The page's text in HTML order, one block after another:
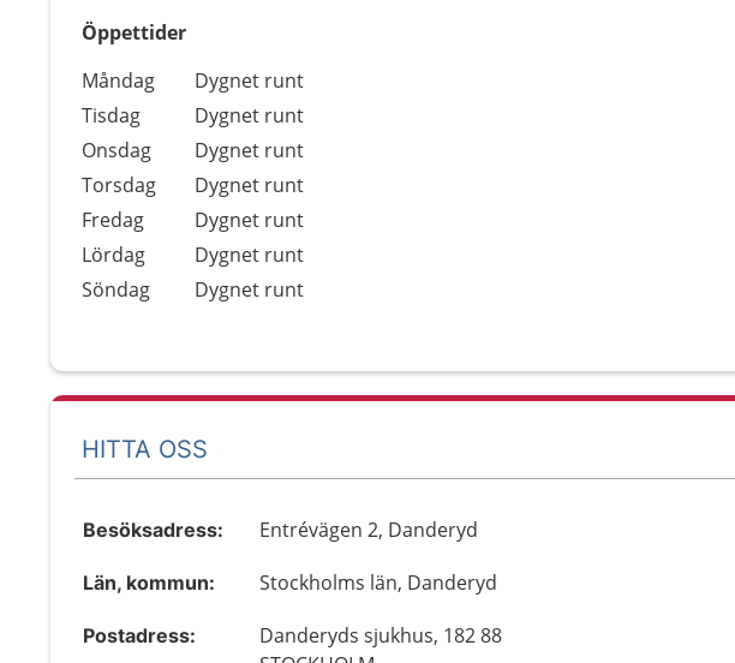
Öppettider
Dag
Öppettider
Kommentarer
Måndag
Dygnet runt
Tisdag
Dygnet runt
Onsdag
Dygnet runt
Torsdag
Dygnet runt
Fredag
Dygnet runt
Lördag
Dygnet runt
Söndag
Dygnet runt
HITTA OSS
Besöksadress: Entrévägen 2, Danderyd
Län, kommun: Stockholms län, Danderyd
Postadress:
Danderyds sjukhus, 182 88